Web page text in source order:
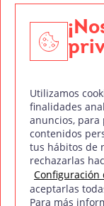
Edición y
Nuestros sellos
Síguenos en
Utilizamos
finalidades
anuncios,
contenidos
tus hábitos de
rechazarlas
Configuración
aceptarlas
Para más